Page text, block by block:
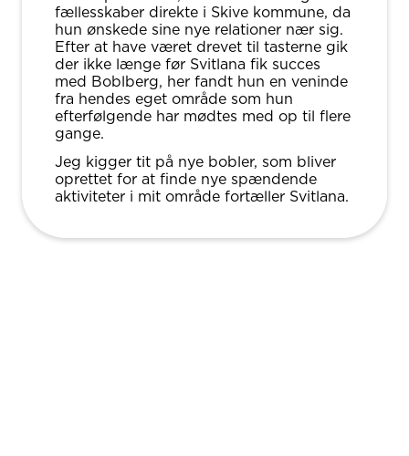
fællesskaber direkte i Skive kommune, da
hun ønskede sine nye relationer nær sig.
Efter at have været drevet til tasterne gik
der ikke længe før Svitlana fik succes
med Boblberg, her fandt hun en veninde
fra hendes eget område som hun
efterfølgende har mødtes med op til flere
gange.
Jeg kigger tit på nye bobler, som bliver
oprettet for at finde nye spændende
aktiviteter i mit område fortæller Svitlana.